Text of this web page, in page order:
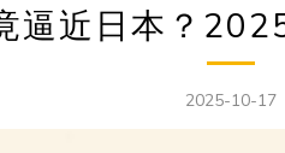
逼近日本？
2025-10-17